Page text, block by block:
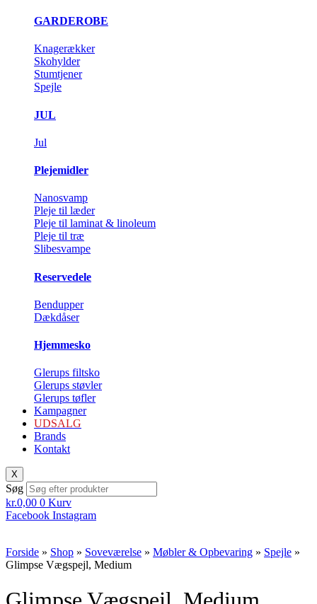
GARDEROBE
Knagerækker
Skohylder
Stumtjener
Spejle
JUL
Jul
Plejemidler
Nanosvamp
Pleje til læder
Pleje til laminat & linoleum
Pleje til træ
Slibesvampe
Reservedele
Bendupper
Dækdåser
Hjemmesko
Glerups filtsko
Glerups støvler
Glerups tøfler
Kampagner
UDSALG
Brands
Kontakt
X
Søg
kr.0,00 0 Kurv
Facebook Instagram
Forside » Shop » Soveværelse » Møbler & Opbevaring » Spejle »
Glimpse Vægspejl, Medium